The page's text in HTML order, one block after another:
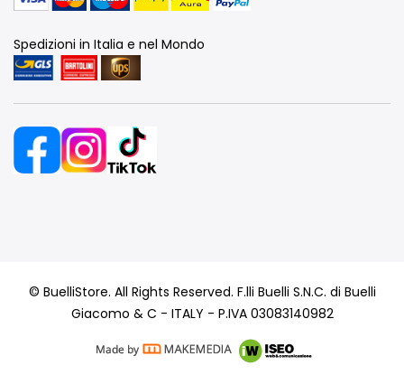
Spedizioni in Italia e nel Mondo
© BuelliStore. All Rights Reserved. F.lli Buelli S.N.C. di Buelli
Giacomo & C - ITALY - P.IVA 03083140982